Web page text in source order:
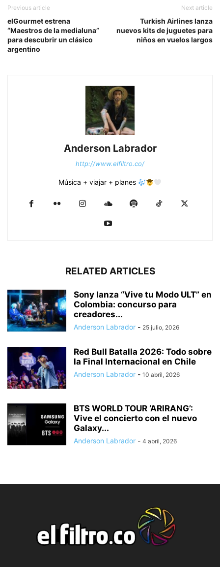
Previous article
elGourmet estrena
“Maestros de la medialuna”
para descubrir un clásico
argentino
Next article
Turkish Airlines lanza
nuevos kits de juguetes para
niños en vuelos largos
Anderson Labrador
http://www.elfiltro.co/
Música + viajar + planes
RELATED ARTICLES
Sony lanza “Vive tu Modo ULT” en
Colombia: concurso para
creadores...
Anderson Labrador - 25 julio, 2026
Red Bull Batalla 2026: Todo sobre
la Final Internacional en Chile
Anderson Labrador - 10 abril, 2026
BTS WORLD TOUR ‘ARIRANG’:
Vive el concierto con el nuevo
Galaxy...
Anderson Labrador - 4 abril, 2026